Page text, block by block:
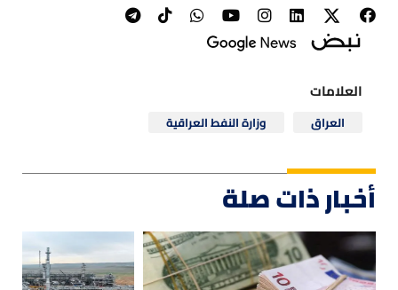
العلامات
العراق وزارة النفط العراقية
أخبار ذات صلة